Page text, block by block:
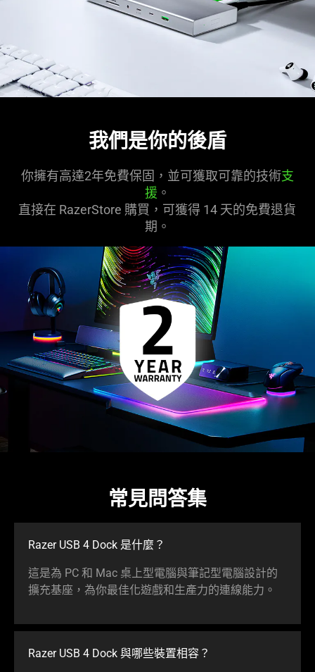
我們是你的後盾
你擁有高達2年免費保固，並可獲取可靠的技術支
援。
直接在 RazerStore 購買，可獲得 14 天的免費退貨
期。
常見問答集
Razer USB 4 Dock 是什麼？
這是為 PC 和 Mac 桌上型電腦與筆記型電腦設計的
擴充基座，為你最佳化遊戲和生產力的連線能力 。
Razer USB 4 Dock 與哪些裝置相容 ？